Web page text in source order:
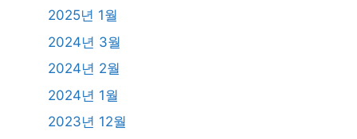
2025년 1월
2024년 3월
2024년 2월
2024년 1월
2023년 12월